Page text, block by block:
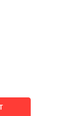
sudah semakin
untuk